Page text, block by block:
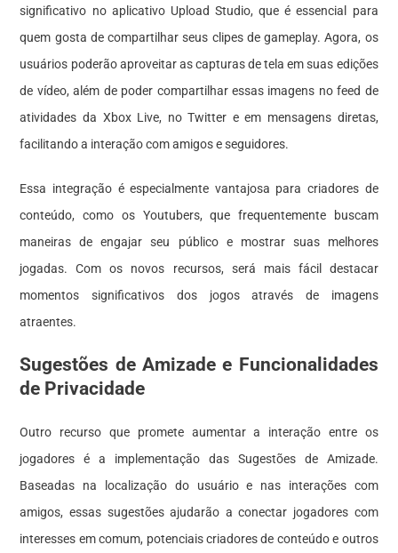
significativo no aplicativo Upload Studio, que é essencial para
quem gosta de compartilhar seus clipes de gameplay. Agora, os
usuários poderão aproveitar as capturas de tela em suas edições
de vídeo, além de poder compartilhar essas imagens no feed de
atividades da Xbox Live, no Twitter e em mensagens diretas,
facilitando a interação com amigos e seguidores.
Essa integração é especialmente vantajosa para criadores de
conteúdo, como os Youtubers, que frequentemente buscam
maneiras de engajar seu público e mostrar suas melhores
jogadas. Com os novos recursos, será mais fácil destacar
momentos significativos dos jogos através de imagens
atraentes.
Sugestões de Amizade e Funcionalidades
de Privacidade
Outro recurso que promete aumentar a interação entre os
jogadores é a implementação das Sugestões de Amizade.
Baseadas na localização do usuário e nas interações com
amigos, essas sugestões ajudarão a conectar jogadores com
interesses em comum, potenciais criadores de conteúdo e outros